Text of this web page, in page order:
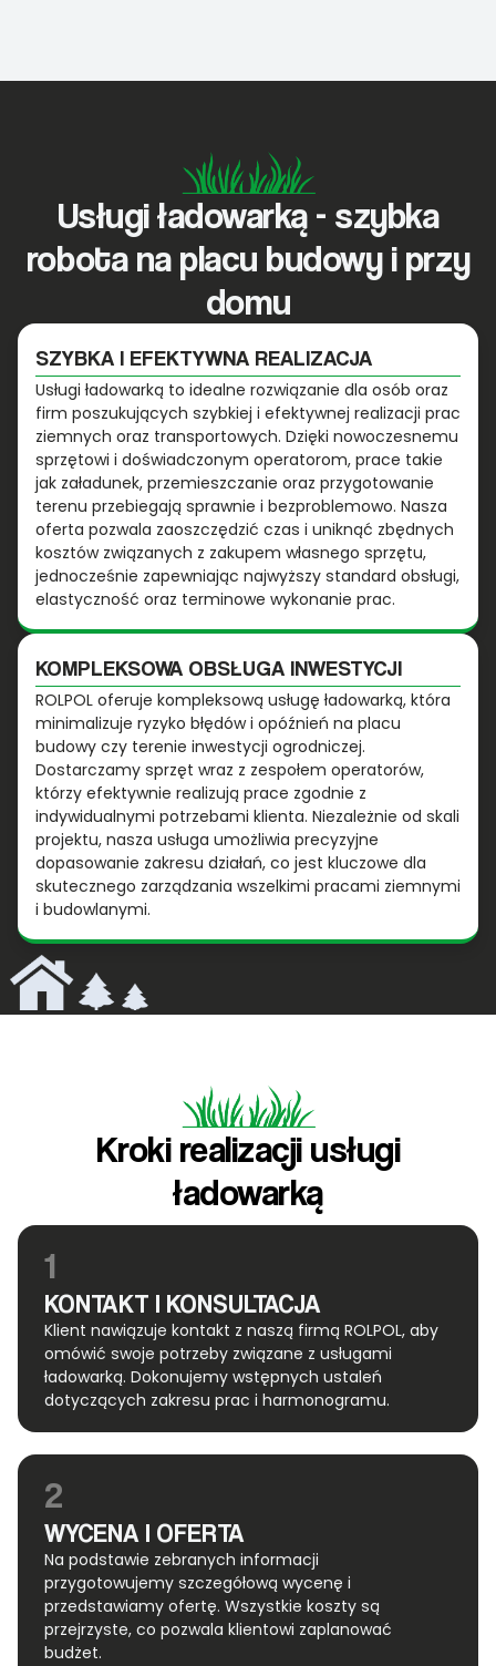
Usługi ładowarką - szybka
robota na placu budowy i przy
domu
SZYBKA I EFEKTYWNA REALIZACJA
Usługi ładowarką to idealne rozwiązanie dla osób oraz
firm poszukujących szybkiej i efektywnej realizacji prac
ziemnych oraz transportowych. Dzięki nowoczesnemu
sprzętowi i doświadczonym operatorom, prace takie
jak załadunek, przemieszczanie oraz przygotowanie
terenu przebiegają sprawnie i bezproblemowo. Nasza
oferta pozwala zaoszczędzić czas i uniknąć zbędnych
kosztów związanych z zakupem własnego sprzętu,
jednocześnie zapewniając najwyższy standard obsługi,
elastyczność oraz terminowe wykonanie prac.
KOMPLEKSOWA OBSŁUGA INWESTYCJI
ROLPOL oferuje kompleksową usługę ładowarką, która
minimalizuje ryzyko błędów i opóźnień na placu
budowy czy terenie inwestycji ogrodniczej.
Dostarczamy sprzęt wraz z zespołem operatorów,
którzy efektywnie realizują prace zgodnie z
indywidualnymi potrzebami klienta. Niezależnie od skali
projektu, nasza usługa umożliwia precyzyjne
dopasowanie zakresu działań, co jest kluczowe dla
skutecznego zarządzania wszelkimi pracami ziemnymi
i budowlanymi.
Kroki realizacji usługi
ładowarką
1
KONTAKT I KONSULTACJA
Klient nawiązuje kontakt z naszą firmą ROLPOL, aby
omówić swoje potrzeby związane z usługami
ładowarką. Dokonujemy wstępnych ustaleń
dotyczących zakresu prac i harmonogramu.
2
WYCENA I OFERTA
Na podstawie zebranych informacji
przygotowujemy szczegółową wycenę i
przedstawiamy ofertę. Wszystkie koszty są
przejrzyste, co pozwala klientowi zaplanować
budżet.